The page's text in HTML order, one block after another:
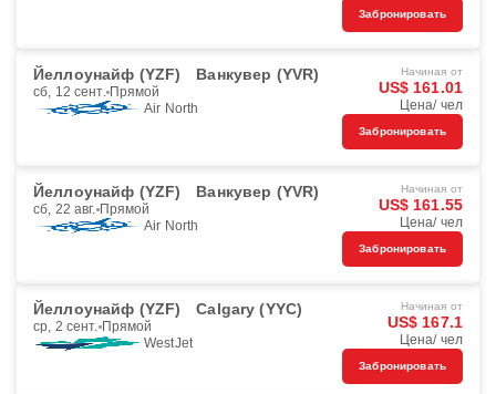
Забронировать
Йеллоунайф (YZF) Ванкувер (YVR)
сб, 12 сент. Прямой
Air North
Начиная от
US$ 161.01
Цена/ чел
Забронировать
Йеллоунайф (YZF) Ванкувер (YVR)
сб, 22 авг. Прямой
Air North
Начиная от
US$ 161.55
Цена/ чел
Забронировать
Йеллоунайф (YZF) Calgary (YYC)
ср, 2 сент. Прямой
WestJet
Начиная от
US$ 167.1
Цена/ чел
Забронировать